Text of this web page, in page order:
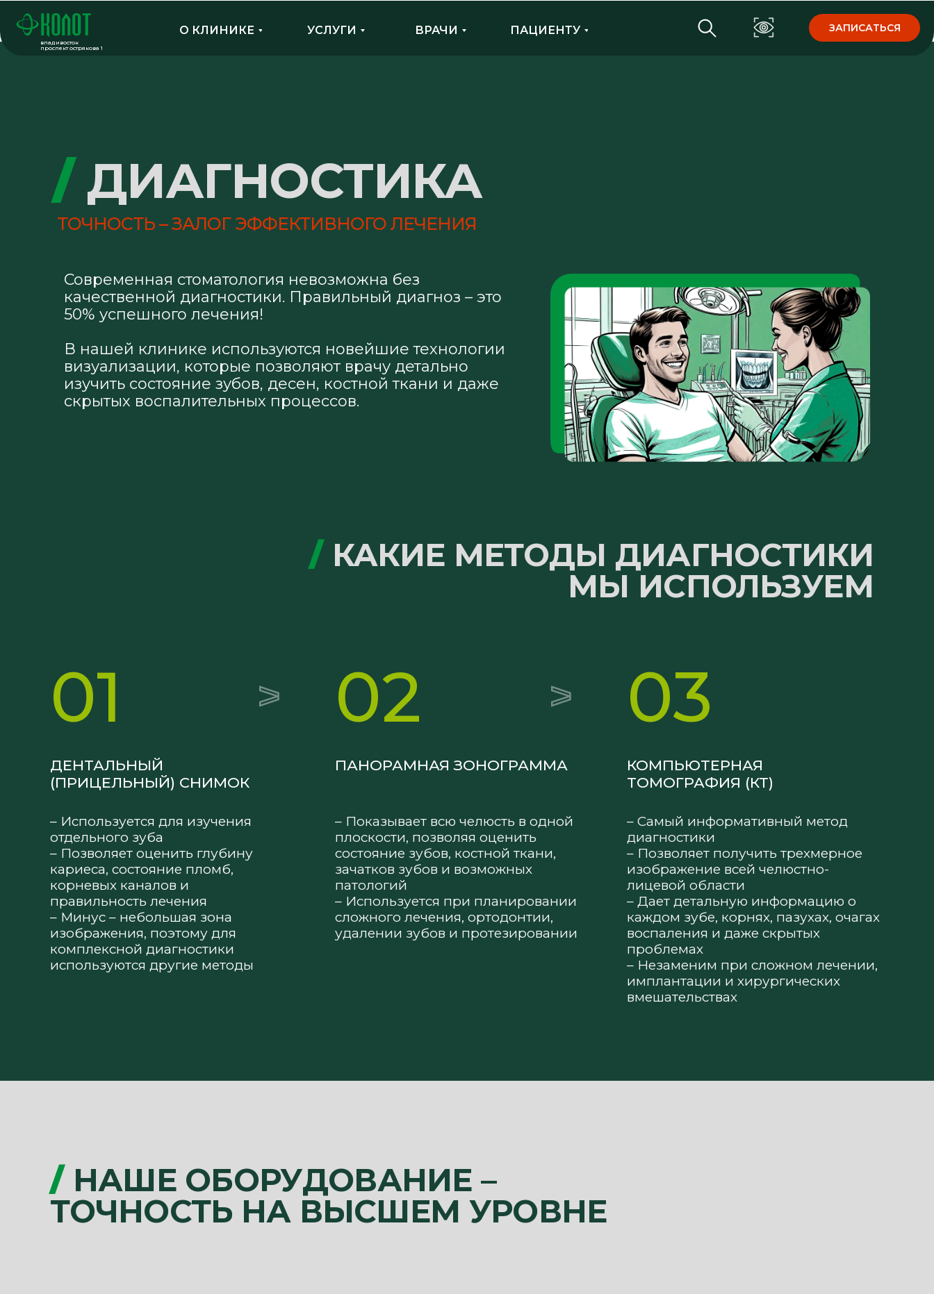
ЗАПИСАТЬСЯ
ПАЦИЕНТУ
ВРАЧИ
УСЛУГИ
О КЛИНИКЕ
владивосток
проспект острякова 1
/ДИАГНОСТИКА
ТОЧНОСТЬ – ЗАЛОГ ЭФФЕКТИВНОГО ЛЕЧЕНИЯ
Современная стоматология невозможна без
качественной диагностики. Правильный диагноз – это
50% успешного лечения!
В нашей клинике используются новейшие технологии
визуализации, которые позволяют врачу детально
изучить состояние зубов, десен, костной ткани и даже
скрытых воспалительных процессов.
/ КАКИЕ МЕТОДЫ ДИАГНОСТИКИ
МЫ ИСПОЛЬЗУЕМ
02 03
– Показывает всю челюсть в одной
плоскости, позволяя оценить
состояние зубов, костной ткани,
зачатков зубов и возможных
патологий
– Используется при планировании
сложного лечения, ортодонтии,
удалении зубов и протезировании
– Самый информативный метод
диагностики
– Позволяет получить трехмерное
изображение всей челюстно-
лицевой области
– Дает детальную информацию о
каждом зубе, корнях, пазухах, очагах
воспаления и даже скрытых
проблемах
– Незаменим при сложном лечении,
имплантации и хирургических
вмешательствах
– Используется для изучения
отдельного зуба
– Позволяет оценить глубину
кариеса, состояние пломб,
корневых каналов и
правильность лечения
– Минус – небольшая зона
изображения, поэтому для
комплексной диагностики
используются другие методы
01
КОМПЬЮТЕРНАЯ
ТОМОГРАФИЯ (КТ)
ПАНОРАМНАЯ ЗОНОГРАММА
ДЕНТАЛЬНЫЙ
(ПРИЦЕЛЬНЫЙ) СНИМОК
/ НАШЕ ОБОРУДОВАНИЕ –
ТОЧНОСТЬ НА ВЫСШЕМ УРОВНЕ